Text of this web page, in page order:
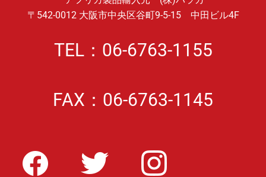
〒542-0012 大阪市中央区谷町9-5-15 中田ビル4F
TEL：06-6763-1155
FAX：06-6763-1145